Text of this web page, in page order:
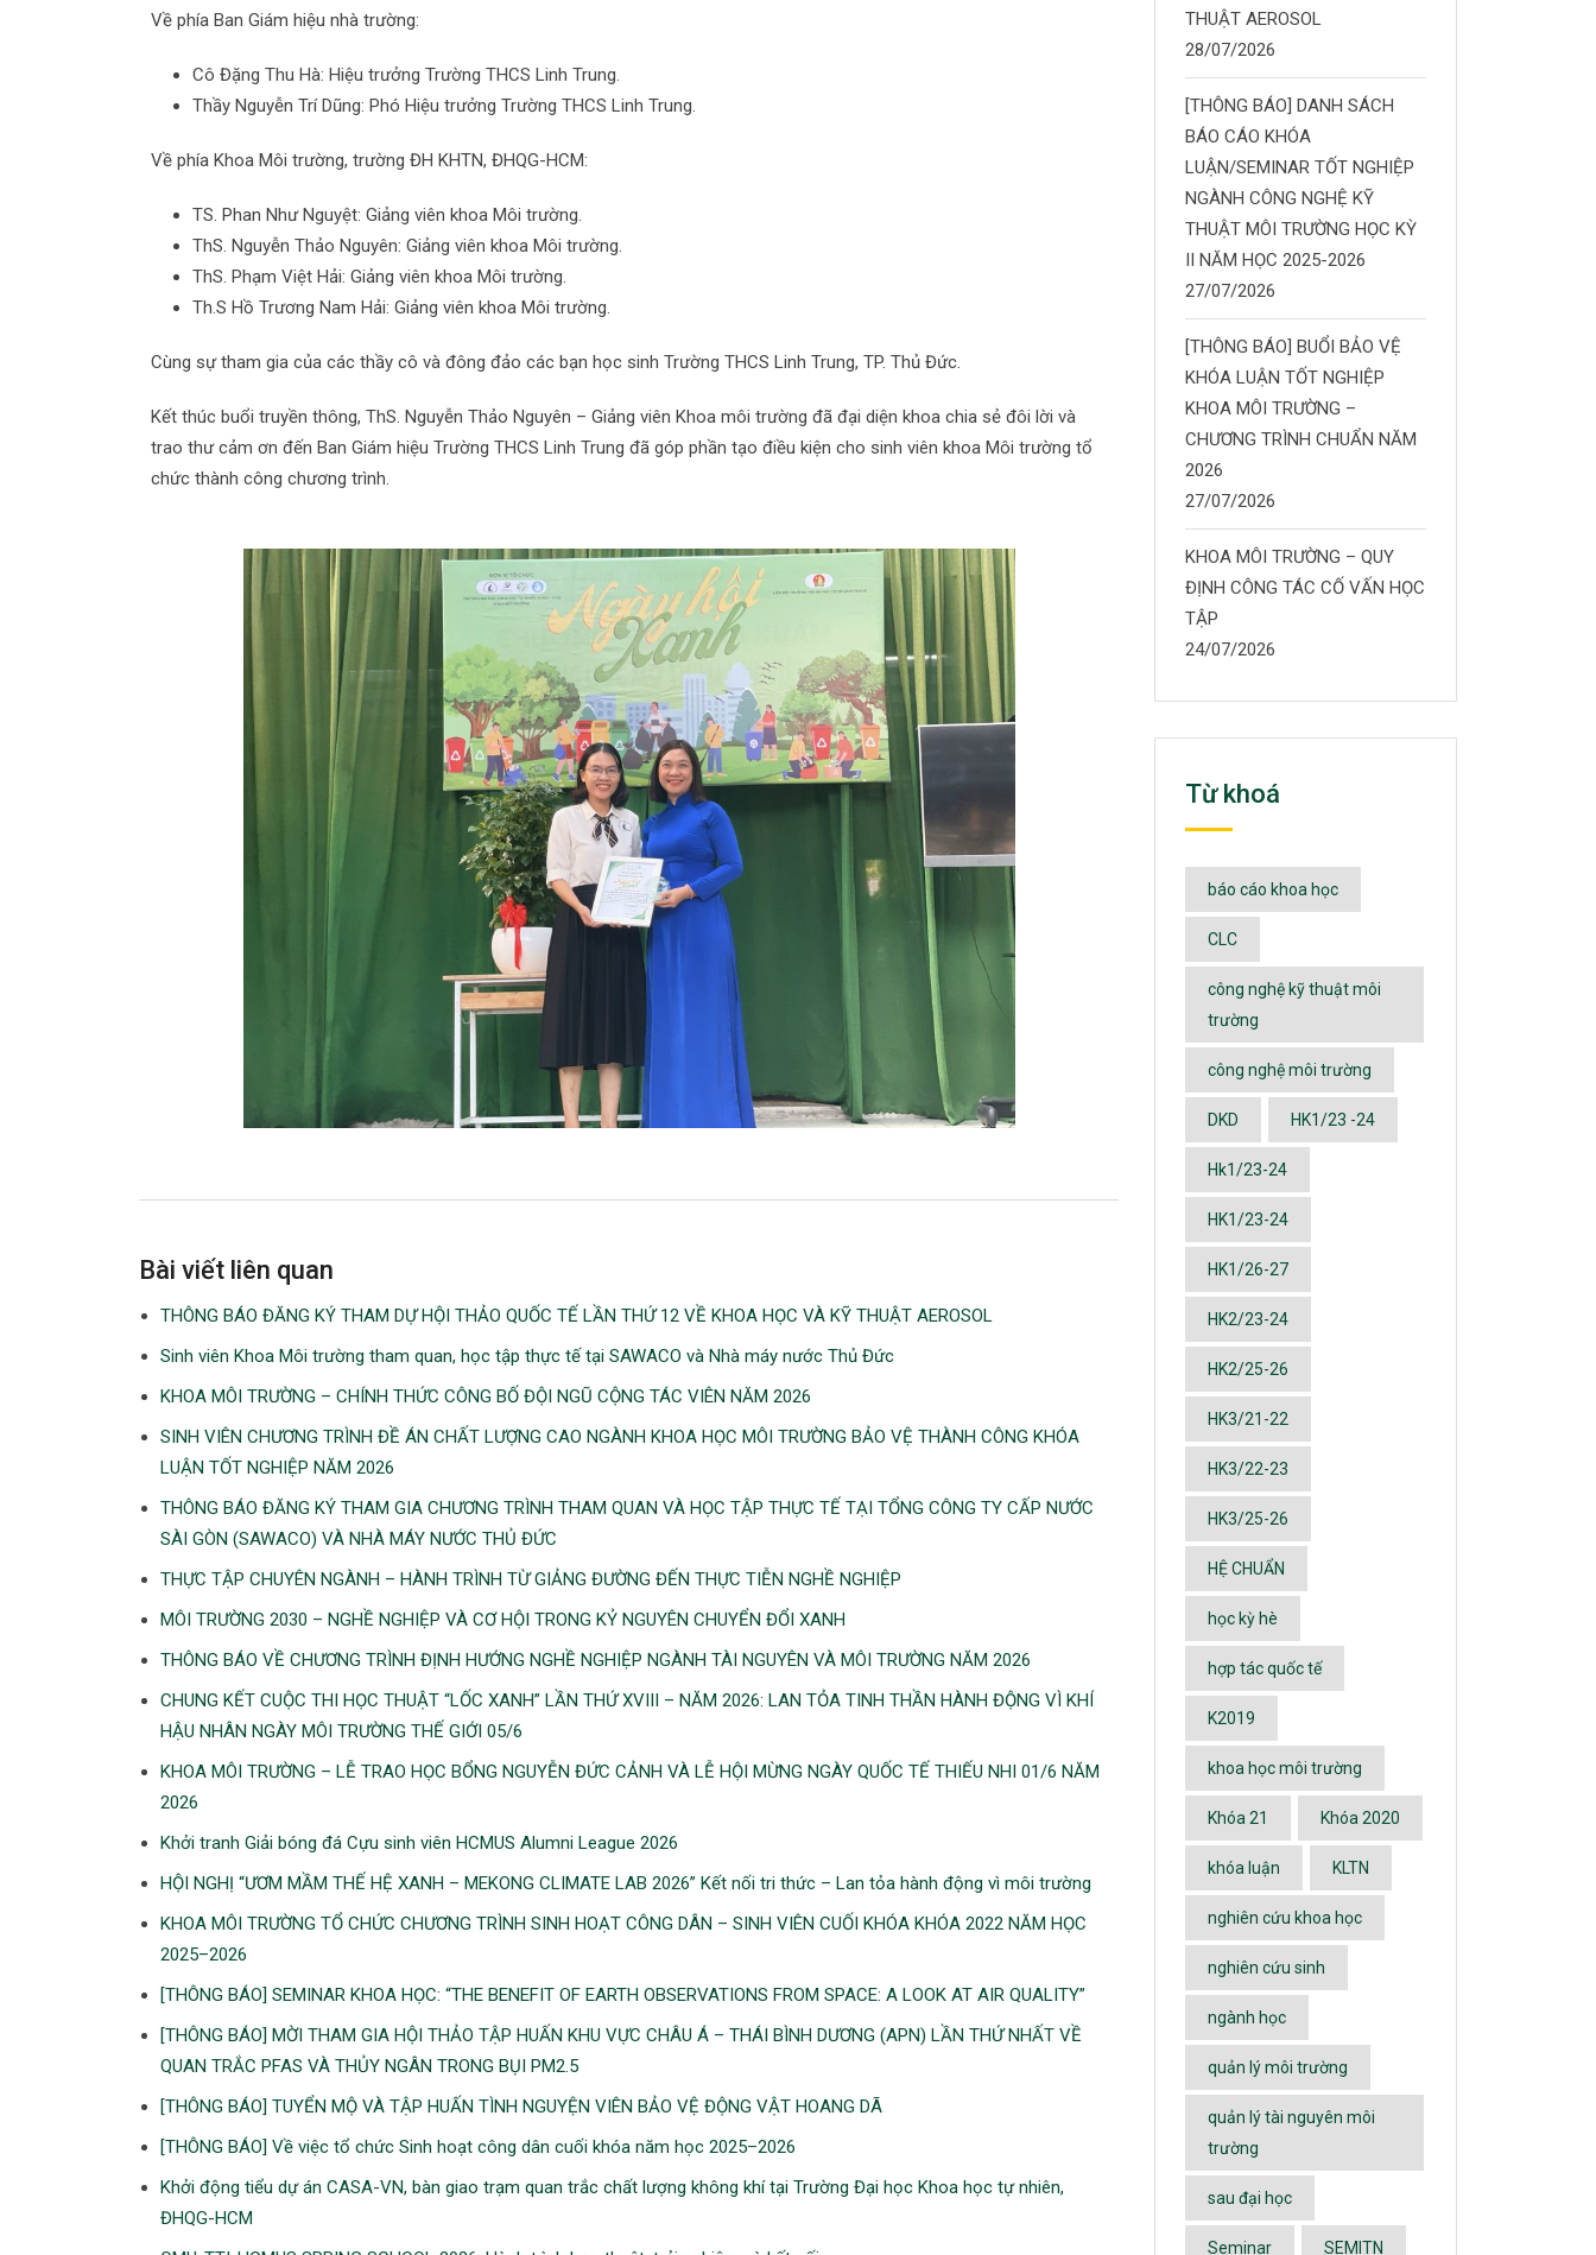
Về phía Ban Giám hiệu nhà trường:
Cô Đặng Thu Hà: Hiệu trưởng Trường THCS Linh Trung.
Thầy Nguyễn Trí Dũng: Phó Hiệu trưởng Trường THCS Linh Trung.
Về phía Khoa Môi trường, trường ĐH KHTN, ĐHQG-HCM:
TS. Phan Như Nguyệt: Giảng viên khoa Môi trường.
ThS. Nguyễn Thảo Nguyên: Giảng viên khoa Môi trường.
ThS. Phạm Việt Hải: Giảng viên khoa Môi trường.
Th.S Hồ Trương Nam Hải: Giảng viên khoa Môi trường.
Cùng sự tham gia của các thầy cô và đông đảo các bạn học sinh Trường THCS Linh Trung, TP. Thủ Đức.
Kết thúc buổi truyền thông, ThS. Nguyễn Thảo Nguyên – Giảng viên Khoa môi trường đã đại diện khoa chia sẻ đôi lời và
trao thư cảm ơn đến Ban Giám hiệu Trường THCS Linh Trung đã góp phần tạo điều kiện cho sinh viên khoa Môi trường tổ
chức thành công chương trình.
Bài viết liên quan
THÔNG BÁO ĐĂNG KÝ THAM DỰ HỘI THẢO QUỐC TẾ LẦN THỨ 12 VỀ KHOA HỌC VÀ KỸ THUẬT AEROSOL
Sinh viên Khoa Môi trường tham quan, học tập thực tế tại SAWACO và Nhà máy nước Thủ Đức
KHOA MÔI TRƯỜNG – CHÍNH THỨC CÔNG BỐ ĐỘI NGŨ CỘNG TÁC VIÊN NĂM 2026
SINH VIÊN CHƯƠNG TRÌNH ĐỀ ÁN CHẤT LƯỢNG CAO NGÀNH KHOA HỌC MÔI TRƯỜNG BẢO VỆ THÀNH CÔNG KHÓA
LUẬN TỐT NGHIỆP NĂM 2026
THÔNG BÁO ĐĂNG KÝ THAM GIA CHƯƠNG TRÌNH THAM QUAN VÀ HỌC TẬP THỰC TẾ TẠI TỔNG CÔNG TY CẤP NƯỚC
SÀI GÒN (SAWACO) VÀ NHÀ MÁY NƯỚC THỦ ĐỨC
THỰC TẬP CHUYÊN NGÀNH – HÀNH TRÌNH TỪ GIẢNG ĐƯỜNG ĐẾN THỰC TIỄN NGHỀ NGHIỆP
MÔI TRƯỜNG 2030 – NGHỀ NGHIỆP VÀ CƠ HỘI TRONG KỶ NGUYÊN CHUYỂN ĐỔI XANH
THÔNG BÁO VỀ CHƯƠNG TRÌNH ĐỊNH HƯỚNG NGHỀ NGHIỆP NGÀNH TÀI NGUYÊN VÀ MÔI TRƯỜNG NĂM 2026
CHUNG KẾT CUỘC THI HỌC THUẬT “LỐC XANH” LẦN THỨ XVIII – NĂM 2026: LAN TỎA TINH THẦN HÀNH ĐỘNG VÌ KHÍ
HẬU NHÂN NGÀY MÔI TRƯỜNG THẾ GIỚI 05/6
KHOA MÔI TRƯỜNG – LỄ TRAO HỌC BỔNG NGUYỄN ĐỨC CẢNH VÀ LỄ HỘI MỪNG NGÀY QUỐC TẾ THIẾU NHI 01/6 NĂM
2026
Khởi tranh Giải bóng đá Cựu sinh viên HCMUS Alumni League 2026
HỘI NGHỊ “ƯƠM MẦM THẾ HỆ XANH – MEKONG CLIMATE LAB 2026” Kết nối tri thức – Lan tỏa hành động vì môi trường
KHOA MÔI TRƯỜNG TỔ CHỨC CHƯƠNG TRÌNH SINH HOẠT CÔNG DÂN – SINH VIÊN CUỐI KHÓA KHÓA 2022 NĂM HỌC
2025–2026
[THÔNG BÁO] SEMINAR KHOA HỌC: “THE BENEFIT OF EARTH OBSERVATIONS FROM SPACE: A LOOK AT AIR QUALITY”
[THÔNG BÁO] MỜI THAM GIA HỘI THẢO TẬP HUẤN KHU VỰC CHÂU Á – THÁI BÌNH DƯƠNG (APN) LẦN THỨ NHẤT VỀ
QUAN TRẮC PFAS VÀ THỦY NGÂN TRONG BỤI PM2.5
[THÔNG BÁO] TUYỂN MỘ VÀ TẬP HUẤN TÌNH NGUYỆN VIÊN BẢO VỆ ĐỘNG VẬT HOANG DÃ
[THÔNG BÁO] Về việc tổ chức Sinh hoạt công dân cuối khóa năm học 2025–2026
Khởi động tiểu dự án CASA-VN, bàn giao trạm quan trắc chất lượng không khí tại Trường Đại học Khoa học tự nhiên,
ĐHQG-HCM
THUẬT AEROSOL
28/07/2026
[THÔNG BÁO] DANH SÁCH
BÁO CÁO KHÓA
LUẬN/SEMINAR TỐT NGHIỆP
NGÀNH CÔNG NGHỆ KỸ
THUẬT MÔI TRƯỜNG HỌC KỲ
II NĂM HỌC 2025-2026
27/07/2026
[THÔNG BÁO] BUỔI BẢO VỆ
KHÓA LUẬN TỐT NGHIỆP
KHOA MÔI TRƯỜNG –
CHƯƠNG TRÌNH CHUẨN NĂM
2026
27/07/2026
KHOA MÔI TRƯỜNG – QUY
ĐỊNH CÔNG TÁC CỐ VẤN HỌC
TẬP
24/07/2026
Từ khoá
báo cáo khoa học
CLC
công nghệ kỹ thuật môi
trường
công nghệ môi trường
DKD HK1/23 -24
Hk1/23-24
HK1/23-24
HK1/26-27
HK2/23-24
HK2/25-26
HK3/21-22
HK3/22-23
HK3/25-26
HỆ CHUẨN
học kỳ hè
hợp tác quốc tế
K2019
khoa học môi trường
Khóa 21 Khóa 2020
khóa luận KLTN
nghiên cứu khoa học
nghiên cứu sinh
ngành học
quản lý môi trường
quản lý tài nguyên môi
trường
sau đại học
Seminar SEMITN